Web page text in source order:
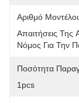
Αριθμό
Απαιτήσεις
Νόμος Για Την
Ποσότητα
1pcs